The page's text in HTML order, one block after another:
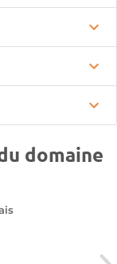
domaine